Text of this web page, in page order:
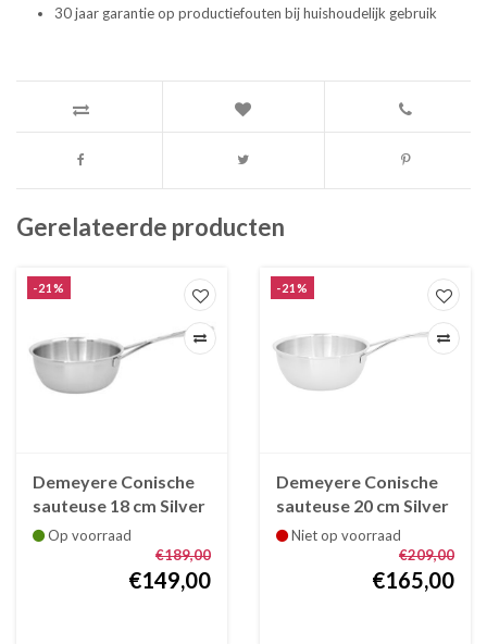
30 jaar garantie op productiefouten bij huishoudelijk gebruik
Gerelateerde producten
-21%
Demeyere Conische
sauteuse 18 cm Silver
7Op voorraad
€189,00
€149,00
-21%
Demeyere Conische
sauteuse 20 cm Silver
7Niet op voorraad
€209,00
€165,00